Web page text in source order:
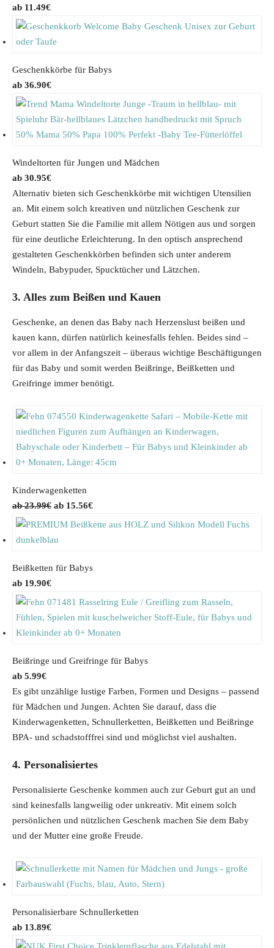
11.49€
Geschenkkörbe für Babys
36.90€
Windeltorten für Jungen und Mädchen
30.95€
Alternativ bieten sich Geschenkkörbe mit wichtigen Utensilien
an. Mit einem solch kreativen und nützlichen Geschenk zur
Geburt statten Sie die Familie mit allem Nötigen aus und sorgen
für eine deutliche Erleichterung. In den optisch ansprechend
gestalteten Geschenkkörben befinden sich unter anderem
Windeln, Babypuder, Spucktücher und Lätzchen.
3. Alles zum Beißen und Kauen
Geschenke, an denen das Baby nach Herzenslust beißen und
kauen kann, dürfen natürlich keinesfalls fehlen. Beides sind –
vor allem in der Anfangszeit – überaus wichtige Beschäftigungen
für das Baby und somit werden Beißringe, Beißketten und
Greifringe immer benötigt.
Kinderwagenketten
23.99€ O
r
i
e
w
a
s
2
.
9
9
€
15.56€C
c
i
s
:
1
.
6
€
.
Beißketten für Babys
19.90€
Beißringe und Greifringe für Babys
5.99€
Es gibt unzählige lustige Farben, Formen und Designs – passend
für Mädchen und Jungen. Achten Sie darauf, dass die
Kinderwagenketten, Schnullerketten, Beißketten und Beißringe
BPA- und schadstofffrei sind und möglichst viel aushalten.
4. Personalisiertes
Personalisierte Geschenke kommen auch zur Geburt gut an und
sind keinesfalls langweilig oder unkreativ. Mit einem solch
persönlichen und nützlichen Geschenk machen Sie dem Baby
und der Mutter eine große Freude.
Personalisierbare Schnullerketten
13.89€